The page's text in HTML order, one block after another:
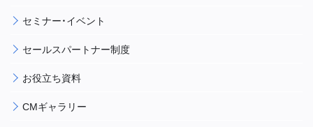
セミナー・イベント
セールスパートナー制度
お役立ち資料
CMギャラリー